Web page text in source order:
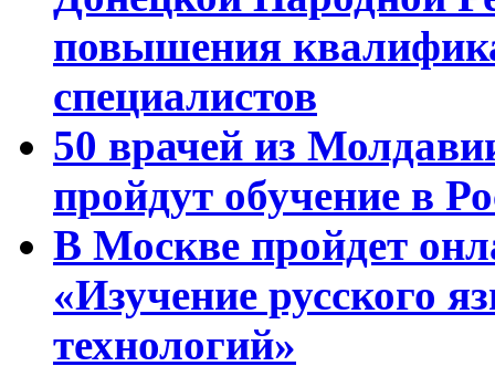
повышения
специалистов
50 врачей из
пройдут обучение в
В Москве пройдет
«Изучение русского
технологий»